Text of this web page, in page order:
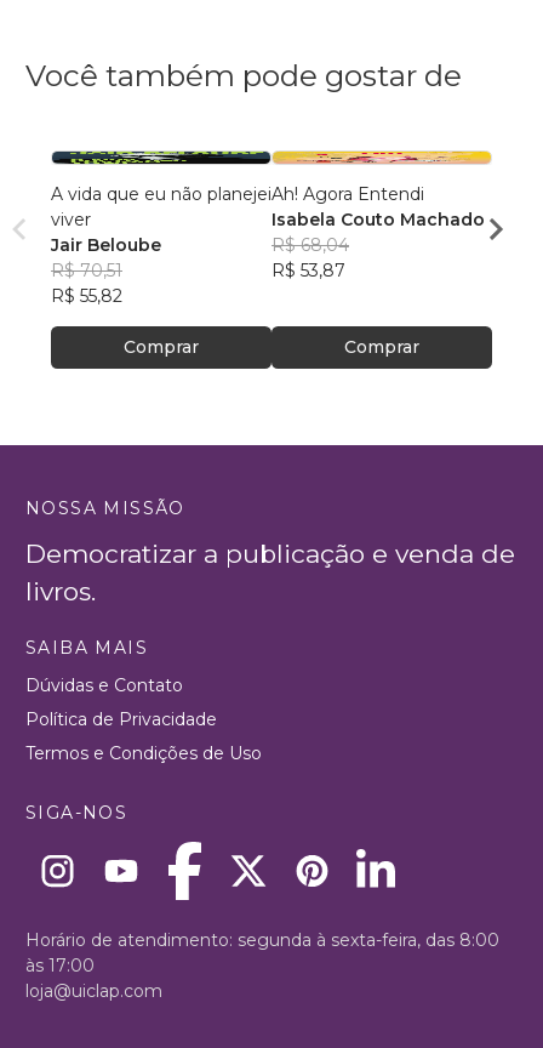
Você também pode gostar de
A vida que eu não planejei
viver
Jair Beloube
R$ 70,51
R$ 55,82
Comprar
Ah! Agora Entendi
Isabela Couto Machado
R$ 68,04
R$ 53,87
Comprar
NOSSA MISSÃO
Democratizar a publicação e venda de
livros.
SAIBA MAIS
Dúvidas e Contato
Política de Privacidade
Termos e Condições de Uso
SIGA-NOS
Horário de atendimento: segunda à sexta-feira, das 8:00
às 17:00
loja@uiclap.com